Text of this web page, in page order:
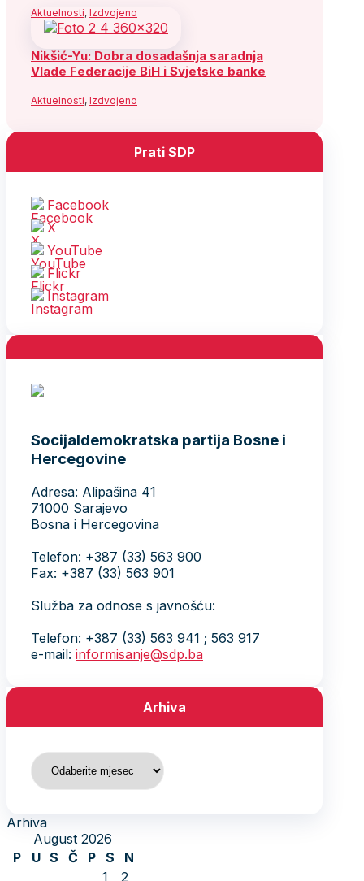
Aktuelnosti, Izdvojeno
Nikšić-Yu: Dobra dosadašnja saradnja
Vlade Federacije BiH i Svjetske banke
Aktuelnosti, Izdvojeno
Prati SDP
Facebook
X
YouTube
Flickr
Instagram
Socijaldemokratska partija Bosne i
Hercegovine
Adresa: Alipašina 41
71000 Sarajevo
Bosna i Hercegovina
Telefon: +387 (33) 563 900
Fax: +387 (33) 563 901
Služba za odnose s javnošću:
Telefon: +387 (33) 563 941 ; 563 917
e-mail: informisanje@sdp.ba
Arhiva
Arhiva
Arhiva
August 2026
P
U S Č P S
N
1
2